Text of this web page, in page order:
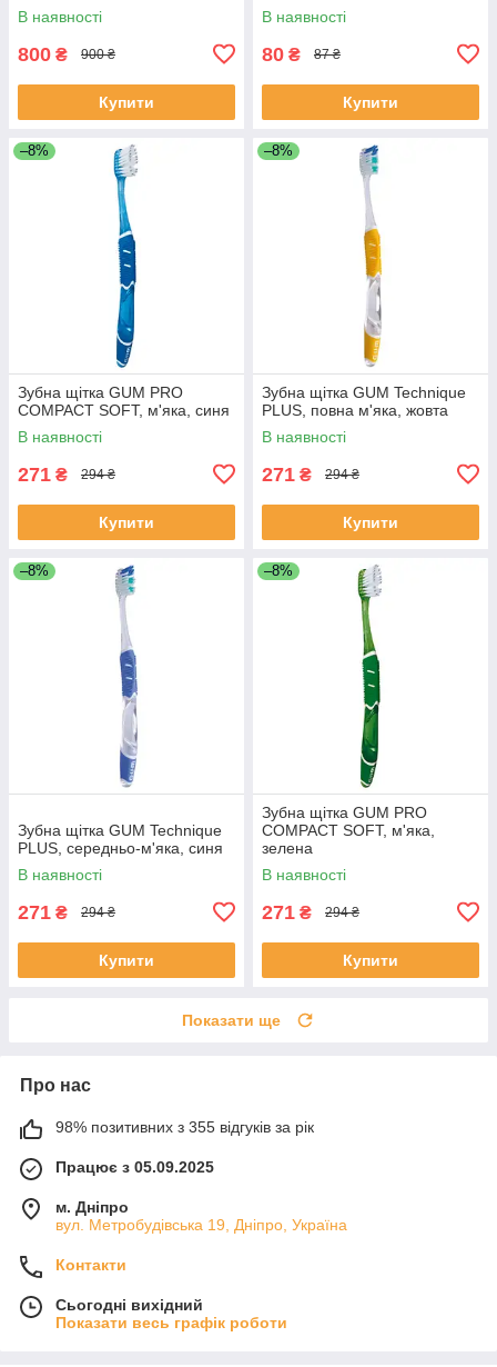
В наявності
800 ₴ 900 ₴
Купити
В наявності
80 ₴ 87 ₴
Купити
–8%
Зубна щітка GUM PRO
COMPACT SOFT, м'яка, синя
В наявності
271 ₴ 294 ₴
Купити
–8%
Зубна щітка GUM Technique
PLUS, повна м'яка, жовта
В наявності
271 ₴ 294 ₴
Купити
–8%
Зубна щітка GUM Technique
PLUS, середньо-м'яка, синя
В наявності
271 ₴ 294 ₴
Купити
–8%
Зубна щітка GUM PRO
COMPACT SOFT, м'яка,
зелена
В наявності
271 ₴ 294 ₴
Купити
Показати ще
Про нас
98% позитивних з 355 відгуків за рік
Працює з 05.09.2025
м. Дніпро
вул. Метробудівська 19, Дніпро, Україна
Контакти
Сьогодні вихідний
Показати весь графік роботи